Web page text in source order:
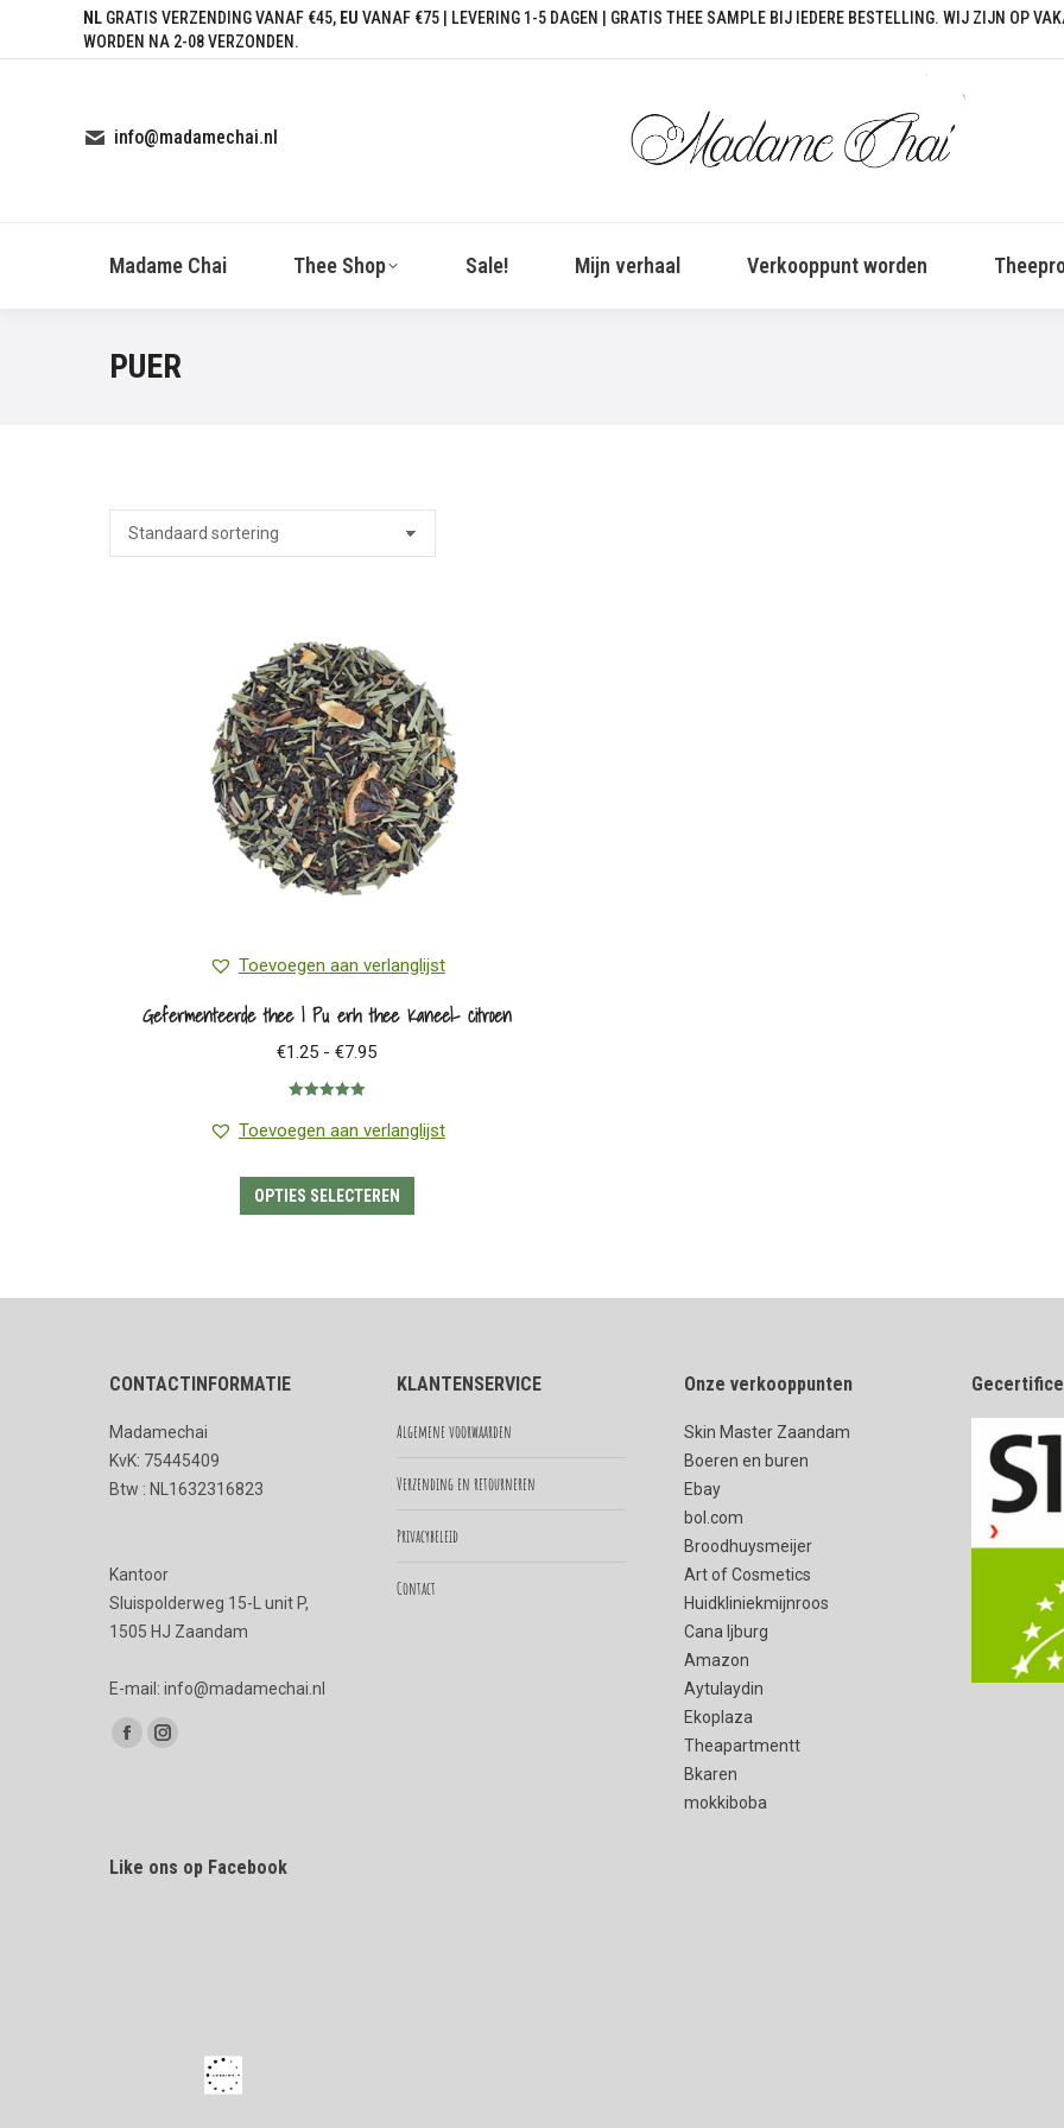
NL GRATIS VERZENDING VANAF €45, EU VANAF €75 | LEVERING 1-5 DAGEN | GRATIS THEE SAMPLE BIJ IEDERE BESTELLING. WIJ ZIJN OP
WORDEN NA 2-08 VERZONDEN.
info@madamechai.nl
Madame Chai Thee Shop Sale! Mijn verhaal Verkooppunt worden
PUER
Toevoegen aan verlanglijst
Gefermenteerde thee | Pu erh thee Kaneel- citroen
€1.25 - €7.95Prijsklasse:
€7.95
5.00 uit 5
Toevoegen aan verlanglijst
OPTIES SELECTEREN
optie
worden
de
CONTACTINFORMATIE
Madamechai
KvK: 75445409
Btw : NL1632316823
Kantoor
Sluispolderweg 15-L unit P,
1505 HJ Zaandam
E-mail: info@madamechai.nl
Vind ons op:
Facebook
new
Instagram
new
KLANTENSERVICE
Algemene voorwaarden
Verzending en retourneren
Privacybeleid
Contact
Onze verkooppunten
Skin Master Zaandam
Boeren en buren
Ebay
bol.com
Broodhuysmeijer
Art of Cosmetics
Huidkliniekmijnroos
Cana Ijburg
Amazon
Aytulaydin
Ekoplaza
Theapartmentt
Bkaren
mokkiboba
Like ons op Facebook